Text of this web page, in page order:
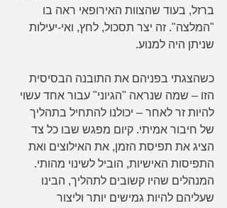
ברזל, בעוד שהצוות האירופאי ראה בו
"המלצה". זה יצר תסכול, לחץ, ואי-יעילות
שניתן היה למנוע.
כשהצגתי בפניהם את התובנה הבסיסית
הזו – שמה שנראה "הגיוני" עבור אחד עשוי
להיות זר לאחר – יכולנו להתחיל בתהליך
של חיבור אמיתי. קיום מפגש שבו כל צד
הציג את תפיסת הזמן, את האילוצים ואת
התפיסות האישיות, הוביל לשינוי מהותי.
המנהלים שהיו קשובים לתהליך, הבינו
שעליהם להיות גמישים יותר וליצור